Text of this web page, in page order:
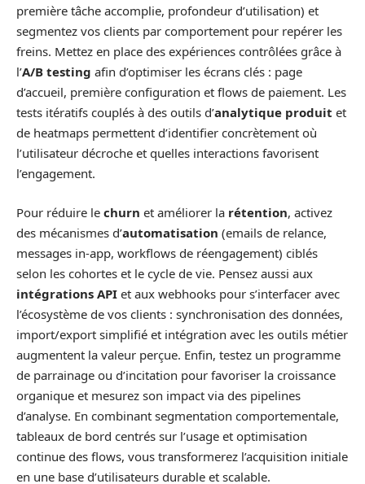
première tâche accomplie, profondeur d’utilisation) et
segmentez vos clients par comportement pour repérer les
freins. Mettez en place des expériences contrôlées grâce à
l’A/B testing afin d’optimiser les écrans clés : page
d’accueil, première configuration et flows de paiement. Les
tests itératifs couplés à des outils d’analytique produit et
de heatmaps permettent d’identifier concrètement où
l’utilisateur décroche et quelles interactions favorisent
l’engagement.
Pour réduire le churn et améliorer la rétention, activez
des mécanismes d’automatisation (emails de relance,
messages in-app, workflows de réengagement) ciblés
selon les cohortes et le cycle de vie. Pensez aussi aux
intégrations API et aux webhooks pour s’interfacer avec
l’écosystème de vos clients : synchronisation des données,
import/export simplifié et intégration avec les outils métier
augmentent la valeur perçue. Enfin, testez un programme
de parrainage ou d’incitation pour favoriser la croissance
organique et mesurez son impact via des pipelines
d’analyse. En combinant segmentation comportementale,
tableaux de bord centrés sur l’usage et optimisation
continue des flows, vous transformerez l’acquisition initiale
en une base d’utilisateurs durable et scalable.